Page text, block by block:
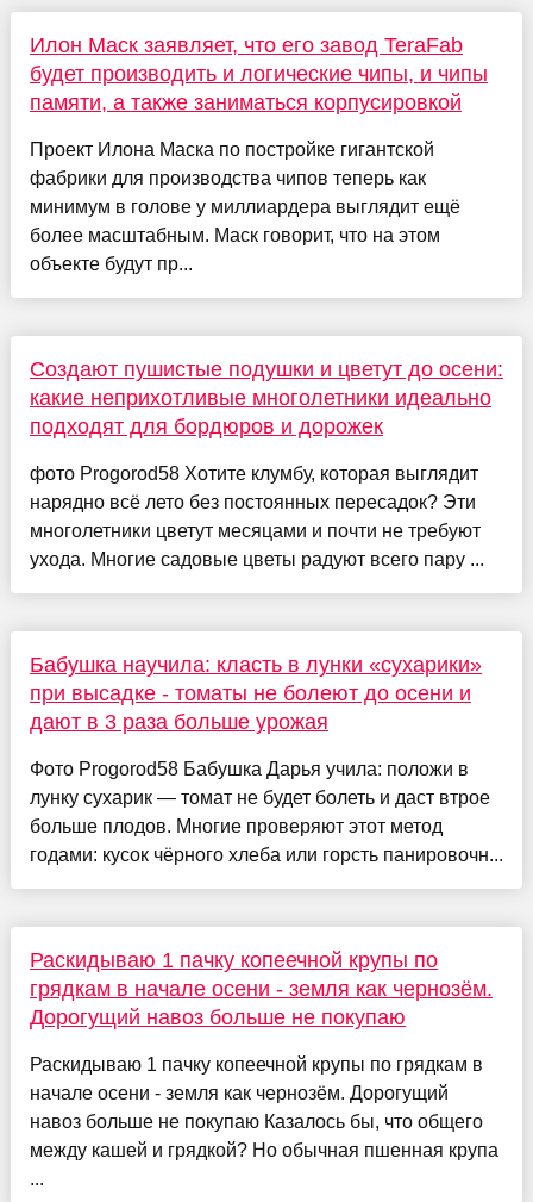
Илон Маск заявляет, что его завод TeraFab
будет производить и логические чипы, и чипы
памяти, а также заниматься корпусировкой
Проект Илона Маска по постройке гигантской
фабрики для производства чипов теперь как
минимум в голове у миллиардера выглядит ещё
более масштабным. Маск говорит, что на этом
объекте будут пр...
Создают пушистые подушки и цветут до осени:
какие неприхотливые многолетники идеально
подходят для бордюров и дорожек
фото Progorod58 Хотите клумбу, которая выглядит
нарядно всё лето без постоянных пересадок? Эти
многолетники цветут месяцами и почти не требуют
ухода. Многие садовые цветы радуют всего пару ...
Бабушка научила: класть в лунки «сухарики»
при высадке - томаты не болеют до осени и
дают в 3 раза больше урожая
Фото Progorod58 Бабушка Дарья учила: положи в
лунку сухарик — томат не будет болеть и даст втрое
больше плодов. Многие проверяют этот метод
годами: кусок чёрного хлеба или горсть панировочн...
Раскидываю 1 пачку копеечной крупы по
грядкам в начале осени - земля как чернозём.
Дорогущий навоз больше не покупаю
Раскидываю 1 пачку копеечной крупы по грядкам в
начале осени - земля как чернозём. Дорогущий
навоз больше не покупаю Казалось бы, что общего
между кашей и грядкой? Но обычная пшенная крупа
...